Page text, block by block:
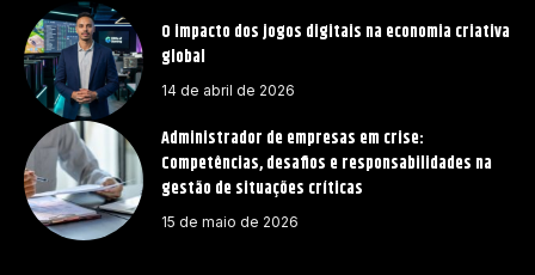
O impacto dos jogos digitais na economia criativa
global
14 de abril de 2026
Administrador de empresas em crise:
Competências, desafios e responsabilidades na
gestão de situações críticas
15 de maio de 2026